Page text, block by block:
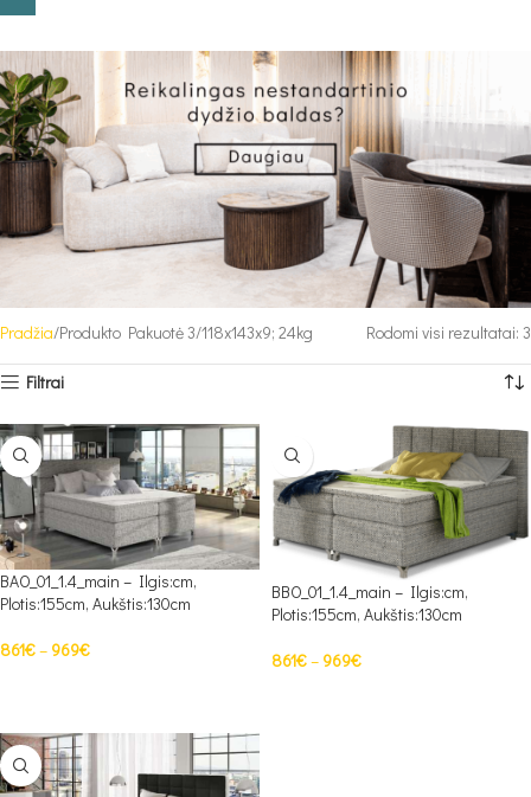
Pradžia Produkto Pakuotė 3 118x143x9; 24kg Rodomi visi rezultatai: 3
Filtrai
BAO_01_1.4_main – Ilgis:cm,
Plotis:155cm, Aukštis:130cm
861€– 969€
BBO_01_1.4_main – Ilgis:cm,
Plotis:155cm, Aukštis:130cm
861€– 969€